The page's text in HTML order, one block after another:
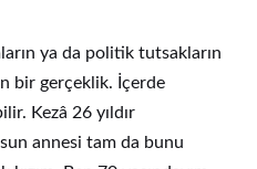
ya da politik tutsakların
bir gerçeklik. İçerde
Kezâ 26 yıldır
annesi tam da bunu